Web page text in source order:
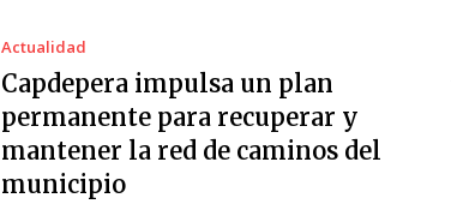
Actualidad
Capdepera impulsa un plan
permanente para recuperar y
mantener la red de caminos del
municipio